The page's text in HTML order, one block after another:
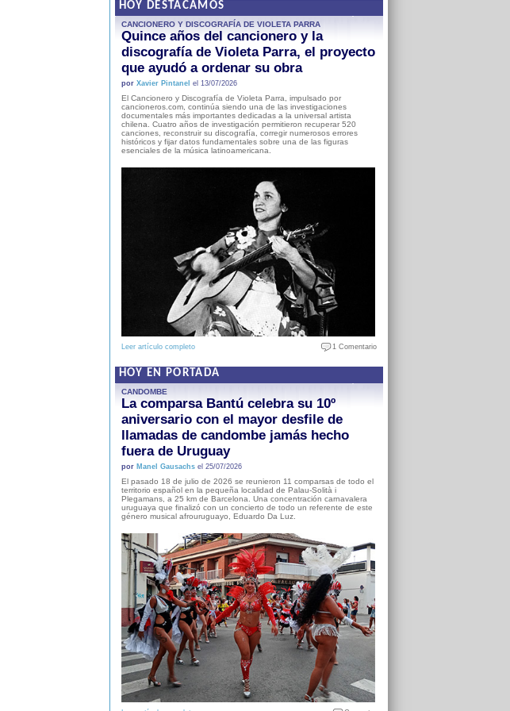
HOY DESTACAMOS
CANCIONERO Y DISCOGRAFÍA DE VIOLETA PARRA
Quince años del cancionero y la
discografía de Violeta Parra, el proyecto
que ayudó a ordenar su obra
por Xavier Pintanel el 13/07/2026
El Cancionero y Discografía de Violeta Parra, impulsado por
cancioneros.com, continúa siendo una de las investigaciones
documentales más importantes dedicadas a la universal artista
chilena. Cuatro años de investigación permitieron recuperar 520
canciones, reconstruir su discografía, corregir numerosos errores
históricos y fijar datos fundamentales sobre una de las figuras
esenciales de la música latinoamericana.
Leer artículo completo 1 Comentario
HOY EN PORTADA
CANDOMBE
La comparsa Bantú celebra su 10º
aniversario con el mayor desfile de
llamadas de candombe jamás hecho
fuera de Uruguay
por Manel Gausachsel 25/07/2026
El pasado 18 de julio de 2026 se reunieron 11 comparsas de todo el
territorio español en la pequeña localidad de Palau-Solità i
Plegamans, a 25 km de Barcelona. Una concentración carnavalera
uruguaya que finalizó con un concierto de todo un referente de este
género musical afrouruguayo, Eduardo Da Luz.